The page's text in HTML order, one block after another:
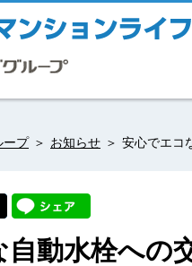
ープ お知らせ 安心でエコ
動水栓への